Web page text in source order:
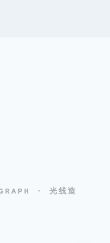
· 光线造